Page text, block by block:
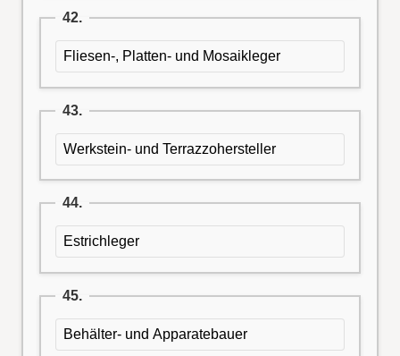
42.
Fliesen-, Platten- und Mosaikleger
43.
Werkstein- und Terrazzohersteller
44.
Estrichleger
45.
Behälter- und Apparatebauer